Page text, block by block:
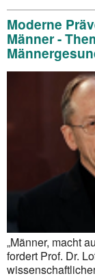
Moderne
Männer -
„Männer, macht
fordert Prof. Dr.